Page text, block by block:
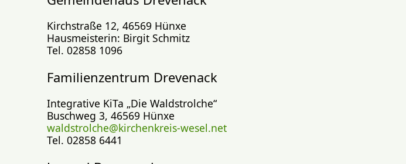
Kirchstraße 12, 46569 Hünxe
Hausmeisterin: Birgit Schmitz
Tel. 02858 1096
Familienzentrum Drevenack
Integrative KiTa „Die Waldstrolche“
Buschweg 3, 46569 Hünxe
waldstrolche@kirchenkreis-wesel.net
Tel. 02858 6441